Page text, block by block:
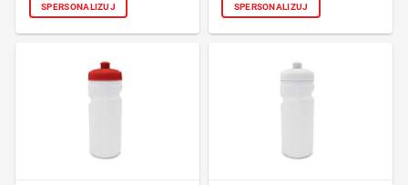
SPERSONALIZUJ SPERSONALIZUJ